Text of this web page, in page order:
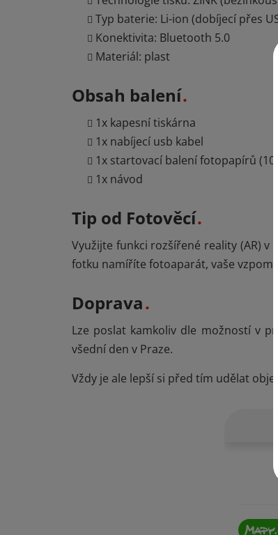
Typ baterie: Li-ion (dobíjecí přes
Konektivita: Bluetooth 5.0
Materiál: plast
Obsah balení
1x kapesní tiskárna
1x nabíjecí usb kabel
1x startovací balení fotopapírů (10
1x návod
Tip od Fotověcí
Využijte funkci rozšířené reality (AR) v
fotku namíříte fotoaparát, vaše
Doprava
Lze poslat kamkoliv dle možností v
všední den v Praze.
Vždy je ale lepší si před tím udělat